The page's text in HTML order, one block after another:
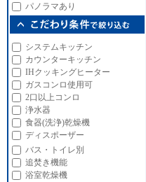
パノラマあり
システムキッチン
カウンターキッチン
IHクッキングヒーター
ガスコンロ使用可
2口以上コンロ
浄水器
食器(洗浄)乾燥機
ディスポーザー
バス・トイレ別
追焚き機能
浴室乾燥機